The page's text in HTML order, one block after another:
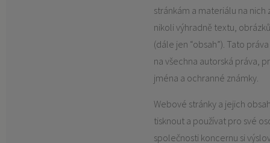
stránkám a materiálu na
nikoli výhradně textu,
(dále jen “obsah”). Tato
na všechna autorská práva,
jména a ochranné známky.
Webové stránky a jejich
tisknout a používat pro své
společnosti koncernu si